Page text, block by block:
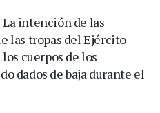
La intención de las
las tropas del Ejército
cuerpos de los
dados de baja durante el